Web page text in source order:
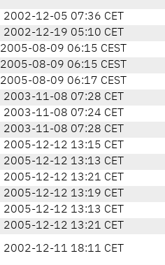
2002-12-05 07:36 CET
2002-12-19 05:10 CET
2005-08-09 06:15 CEST
2005-08-09 06:15 CEST
2005-08-09 06:17 CEST
2003-11-08 07:28 CET
2003-11-08 07:24 CET
2003-11-08 07:28 CET
2005-12-12 13:15 CET
2005-12-12 13:13 CET
2005-12-12 13:21 CET
2005-12-12 13:19 CET
2005-12-12 13:13 CET
2005-12-12 13:21 CET
2002-12-11 18:11 CET